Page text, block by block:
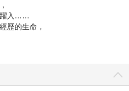
躍入……
歷的生命，